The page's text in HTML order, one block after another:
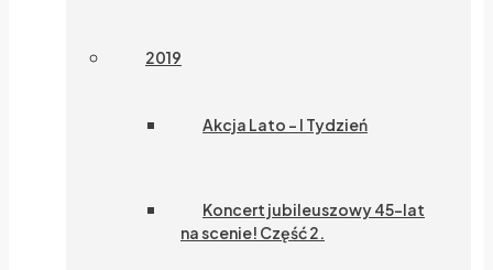
2019
Akcja Lato – I Tydzień
Koncert jubileuszowy 45-lat
na scenie! Część 2.